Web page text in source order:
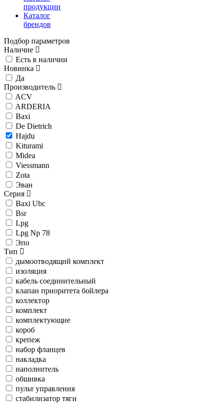
продукции
Каталог
брендов
Подбор параметров
Наличие
Есть в наличии
Новинка
Да
Производитель
ACV
ARDERIA
Baxi
De Dietrich
Hajdu
Kiturami
Midea
Viessmann
Zota
Эван
Серия
Baxi Ubc
Bsr
Lpg
Lpg Np 78
Эпо
Тип
дымоотводящий комплект
изоляция
кабель соединительный
клапан приоритета бойлера
коллектор
комплект
комплектующие
короб
крепеж
набор фланцев
накладка
наполнитель
обшивка
пульт управления
стабилизатор тяги